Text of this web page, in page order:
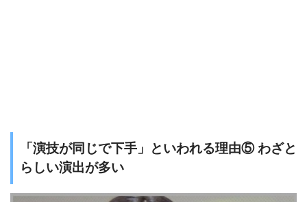
「演技が同じで下手」といわれる理由⑤ わざと
らしい演出が多い